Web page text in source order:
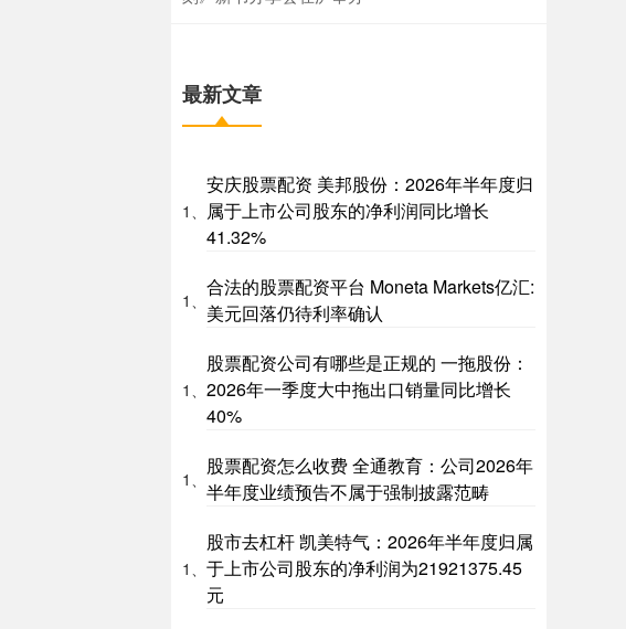
最新文章
1、
安庆股票配资 美邦股份：2026年半年度归
属于上市公司股东的净利润同比增长
41.32%
1、
合法的股票配资平台 Moneta Markets亿汇:
美元回落仍待利率确认
1、
股票配资公司有哪些是正规的 一拖股份：
2026年一季度大中拖出口销量同比增长
40%
1、
股票配资怎么收费 全通教育：公司2026年
半年度业绩预告不属于强制披露范畴
1、
股市去杠杆 凯美特气：2026年半年度归属
于上市公司股东的净利润为21921375.45
元